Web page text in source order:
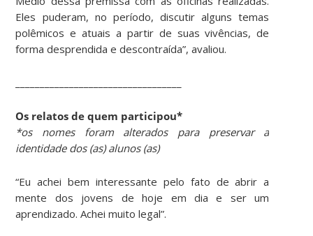
Eles puderam, no período, discutir alguns temas
polêmicos e atuais a partir de suas vivências, de
forma desprendida e descontraída”, avaliou.
Os relatos de quem participou*
*os nomes foram alterados para preservar a
identidade dos (as) alunos (as)
“Eu achei bem interessante pelo fato de abrir a
mente dos jovens de hoje em dia e ser um
aprendizado. Achei muito legal”.